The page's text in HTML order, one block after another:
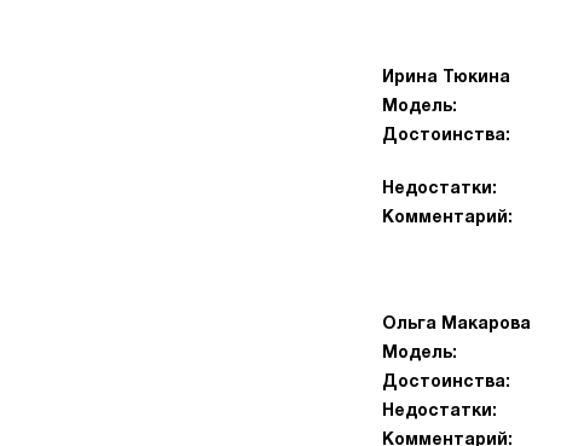
Ирина Тюкина
Модель:
Достоинства:
Недостатки:
Комментарий:
Ольга Макарова
Модель:
Достоинства:
Недостатки:
Комментарий: